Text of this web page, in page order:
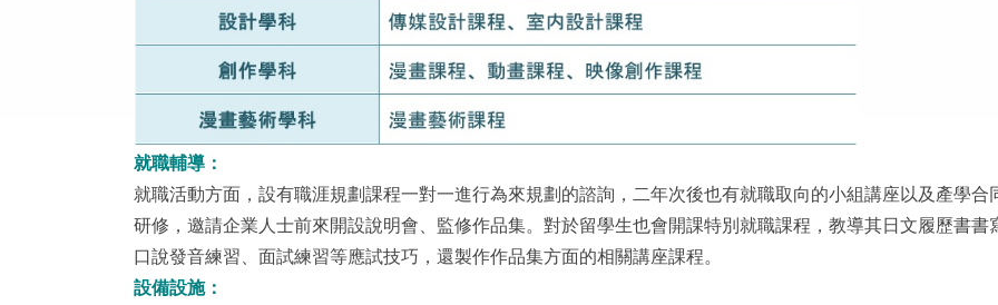
就職輔導：
就職活動方面，設有職涯規劃課程一對一進行為來規劃的諮詢，二年次後也有就職取向的小組講座以及產學合
研修，邀請企業人士前來開設說明會、監修作品集。對於留學生也會開課特別就職課程，教導其日文履歷書書
口說發音練習、面試練習等應試技巧，還製作作品集方面的相關講座課程。
設備設施：